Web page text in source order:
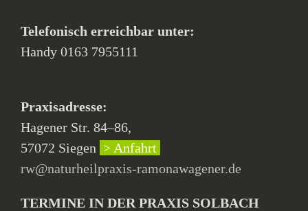
Telefonisch erreichbar unter:
Handy 0163 7955111
Praxisadresse:
Hagener Str. 84–86,
57072 Siegen > Anfahrt
rw@naturheilpraxis-ramonawagener.de
TERMINE IN DER PRAXIS SOLBACH